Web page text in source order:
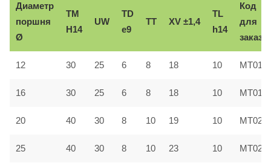
Диаметр
поршня
Ø
TM
H14
UW
TD
e9
TT XV ±1,4
TL
h14
Код
для
заказа
12 30 25 6 8 18 10 MT016
16 30 25 6 8 18 10 MT016
20 40 30 8 10 19 10 MT022
25 40 30 8 10 23 10 MT022